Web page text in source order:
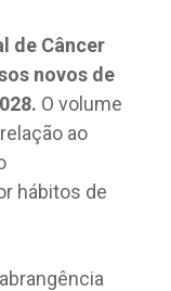
de Câncer
novos de
O volume
ao
hábitos de